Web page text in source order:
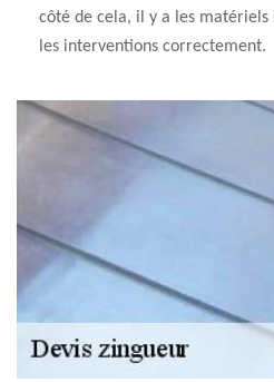
côté de cela, il y a les
les interventions correctement.